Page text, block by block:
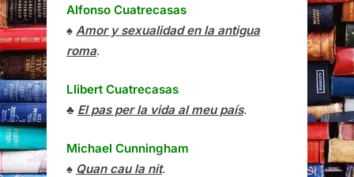
Alfonso Cuatrecasas
♠ Amor y sexualidad en la antigua
roma.
Llibert Cuatrecasas
♣ El pas per la vida al meu país.
Michael Cunningham
♠ Quan cau la nit.